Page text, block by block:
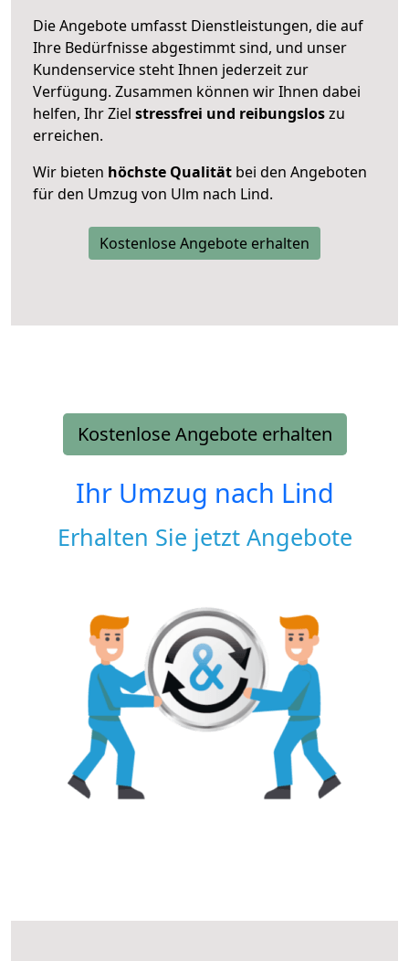
Die Angebote umfasst Dienstleistungen, die auf
Ihre Bedürfnisse abgestimmt sind, und unser
Kundenservice steht Ihnen jederzeit zur
Verfügung. Zusammen können wir Ihnen dabei
helfen, Ihr Ziel stressfrei und reibungsloszu
erreichen.
Wir bieten höchste Qualität bei den Angeboten
für den Umzug von Ulm nach Lind.
Kostenlose Angebote erhalten
Kostenlose Angebote erhalten
Ihr Umzug nach Lind
Erhalten Sie jetzt Angebote